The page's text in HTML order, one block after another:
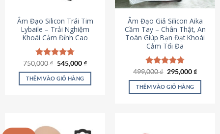
Âm Đạo Silicon Trái Tim
Lybaile – Trải Nghiệm
Khoái Cảm Đỉnh Cao
Được xếp
hạng4.70
5 sao
750,000₫ Giá
là:
750,000 ₫.
545,000₫Giá
tại
545,000 ₫.
THÊM VÀO GIỎ HÀNG
Âm Đạo Giả Silicon Aika
Cầm Tay – Chân Thật, An
Toàn Giúp Bạn Đạt Khoái
Cảm Tối Đa
Được xếp
hạng4.75
5 sao
499,000₫ Giá
là:
499,000 ₫.
295,000₫Giá
tại
THÊM VÀO GIỎ HÀNG